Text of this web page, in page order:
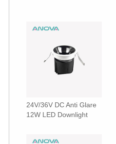
24V/36V DC Anti Glare
12W LED Downlight